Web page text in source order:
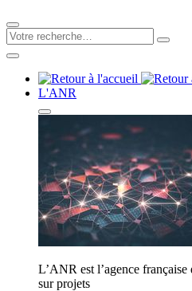
L'ANR
L’ANR est l’agence
sur projets